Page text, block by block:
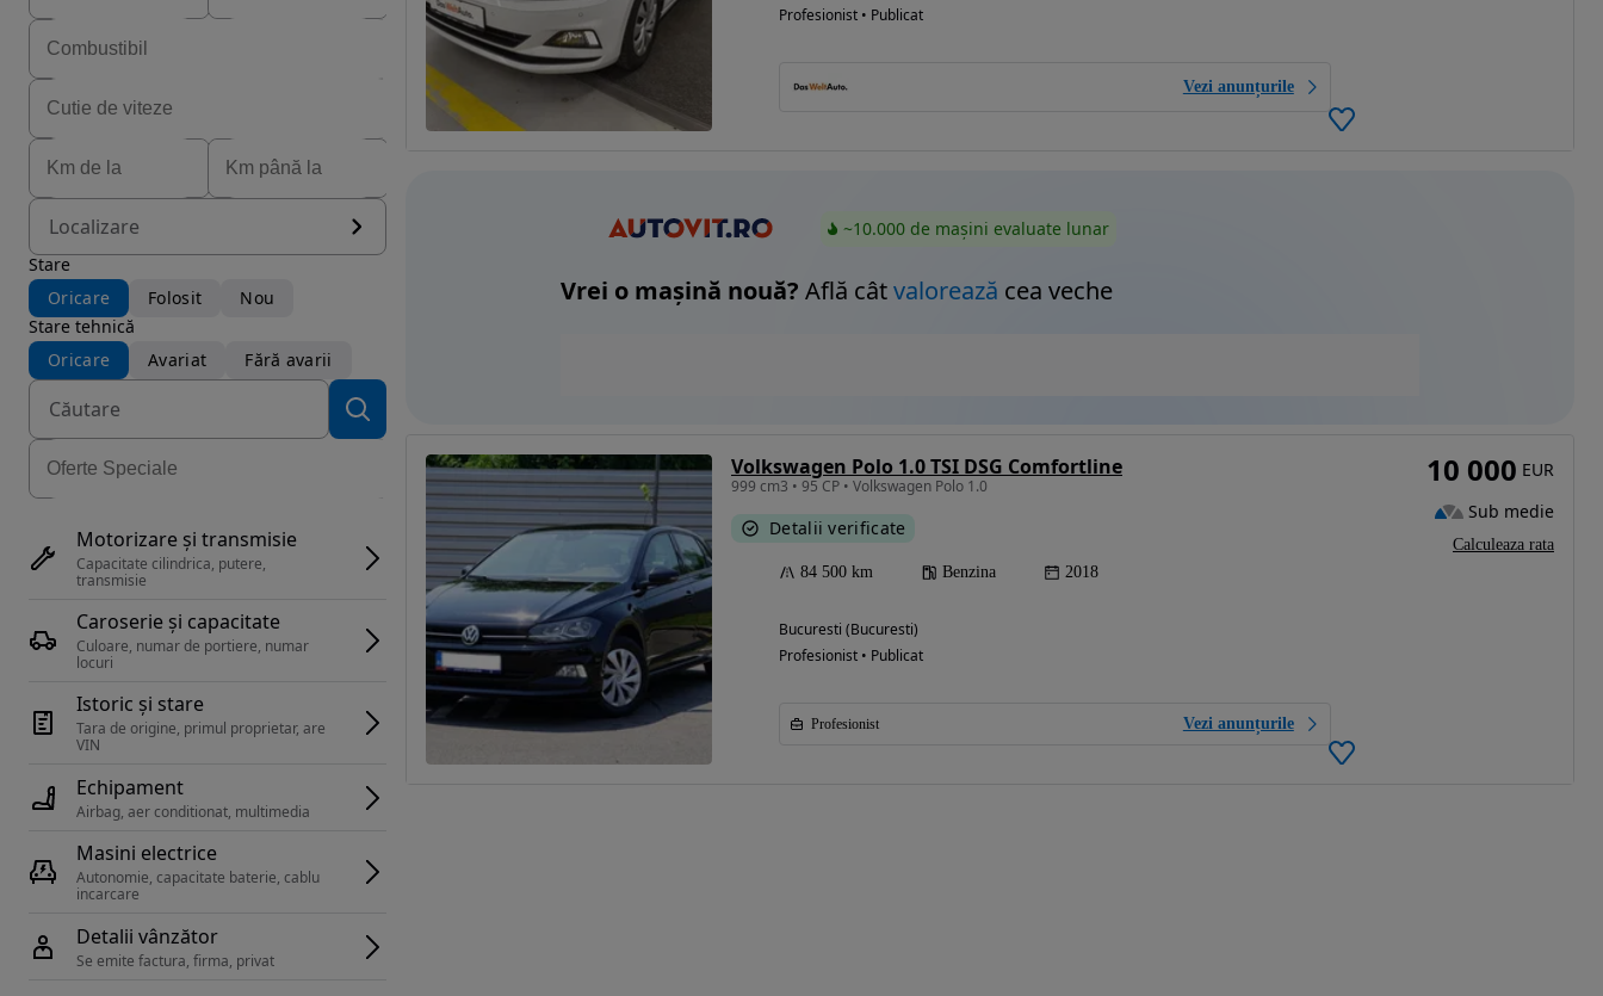
Localizare
Stare
Oricare
Folosit
Nou
Stare tehnică
Oricare
Avariat Fără avarii
Motorizare și transmisie
Capacitate cilindrica, putere,
transmisie
Caroserie și capacitate
Culoare, numar de portiere, numar
locuri
Istoric și stare
Tara de origine, primul proprietar, are
Echipament
Airbag, aer conditionat, multimedia
Masini electrice
Autonomie, capacitate baterie, cablu
Detalii vânzător
Se emite factura, firma, privat
Profesionist • Publicat
Vezi anunțurile
~10.000 de mașini evaluate lunar
Vrei o mașină nouă? Află câtvalorează cea veche
Volkswagen Polo 1.0 TSI DSG Comfortline
999 cm3 • 95 CP • Volkswagen Polo 1.0
Detalii verificate
84 500 km Benzina 2018
Bucuresti (Bucuresti)
Profesionist • Publicat
Profesionist Vezi anunțurile
10 000 EUR
Sub medie
Calculeaza rata